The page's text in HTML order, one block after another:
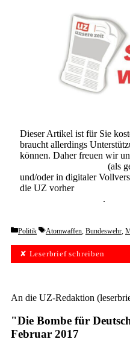
Dieser Artikel ist für Sie
braucht allerdings
können. Daher freuen wir
(als
und/oder in digitaler
die UZ vorher
.
Categories
Politik Tags
Atomwaffen, Bundeswehr,
✘ Leserbrief schreiben
An die UZ-Redaktion
"Die Bombe für
Februar 2017